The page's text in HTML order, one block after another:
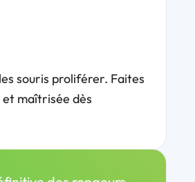
souris proliférer. Faites
maîtrisée dès